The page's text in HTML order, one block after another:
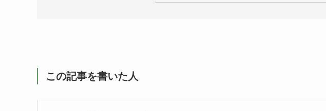
この記事を書いた人